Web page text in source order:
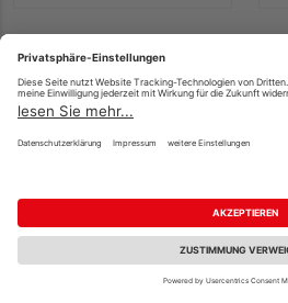
Vielseitig, leicht, gut zu
Auswahl der vielen positiven
Gerade deshalb gilt es als eines der
verwendeten Hölzer in Europa.